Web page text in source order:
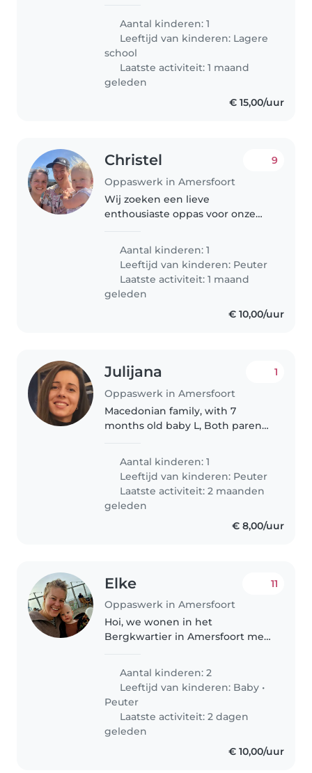
Aantal kinderen: 1
Leeftijd van kinderen: Lagere
school
Laatste activiteit: 1 maand
geleden
€ 15,00/uur
Christel
Oppaswerk in Amersfoort
9
Wij zoeken een lieve
enthousiaste oppas voor onze
Bente is een hele lieve, grappige
en spraakzame meid die het
liefst creatief bezig is en
rollenspellen..
Aantal kinderen: 1
Leeftijd van kinderen: Peuter
Laatste activiteit: 1 maand
geleden
€ 10,00/uur
Julijana
Oppaswerk in Amersfoort
1
Macedonian family, with 7
months old baby L, Both parents
help from babysiters becouse
we can not match with the
working schedule..
Aantal kinderen: 1
Leeftijd van kinderen: Peuter
Laatste activiteit: 2 maanden
geleden
€ 8,00/uur
Elke
Oppaswerk in Amersfoort
11
Hoi, we wonen in het
Bergkwartier in Amersfoort met
kinderen kunnen spelen. Onze
oudste zoon Hugo (3) geboren in
2022 dus die gaat over enkele
Aantal kinderen: 2
Leeftijd van kinderen: Baby •
Peuter
Laatste activiteit: 2 dagen
geleden
€ 10,00/uur